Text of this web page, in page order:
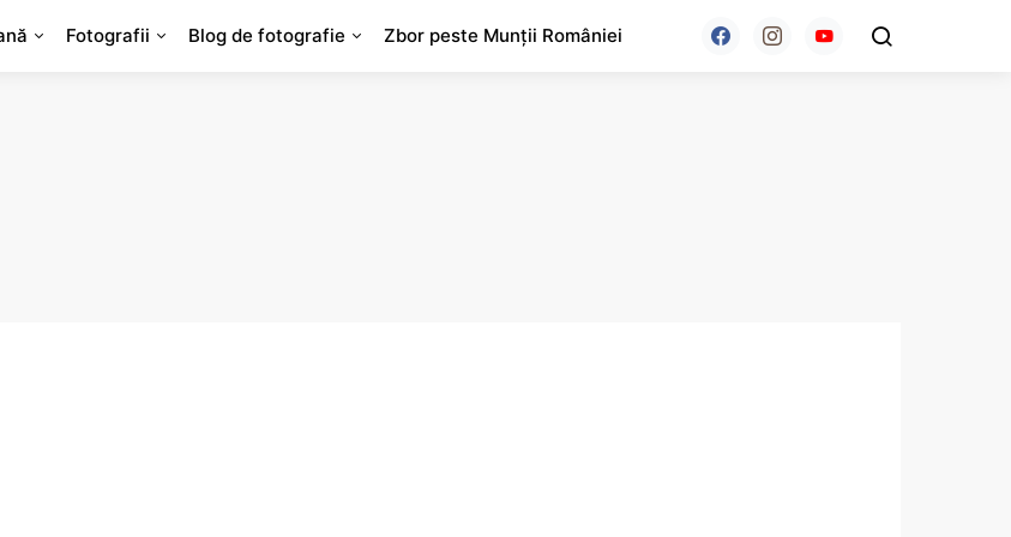
Fotografii Blog de fotografie Zbor peste Munții României